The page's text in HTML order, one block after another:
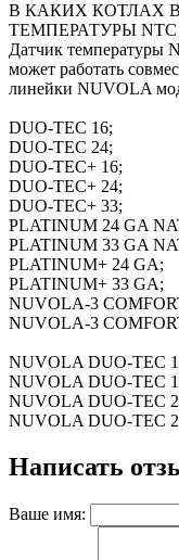
В КАКИХ КОТЛАХ
ТЕМПЕРАТУРЫ
Датчик температуры
может работать
линейки NUVOLA
DUO-TEC 16;
DUO-TEC 24;
DUO-TEC+ 16;
DUO-TEC+ 24;
DUO-TEC+ 33;
PLATINUM 24 GA
PLATINUM 33 GA
PLATINUM+ 24 GA;
PLATINUM+ 33 GA;
NUVOLA-3
NUVOLA-3
NUVOLA DUO-TEC
NUVOLA DUO-TEC
NUVOLA DUO-TEC
NUVOLA DUO-TEC
Написать
Ваше имя: